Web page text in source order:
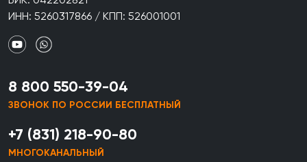
ИНН: 5260317866 / КПП: 526001001
8 800 550-39-04
ЗВОНОК ПО РОССИИ БЕСПЛАТНЫЙ
+7 (831) 218-90-80
МНОГОКАНАЛЬНЫЙ